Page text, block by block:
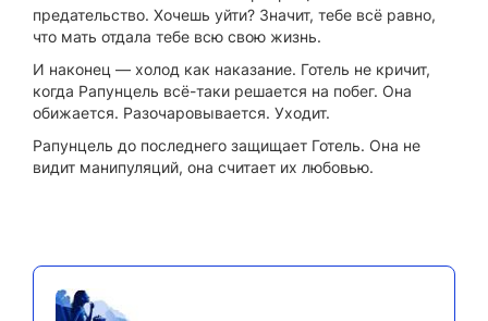
предательство. Хочешь уйти? Значит, тебе всё равно,
что мать отдала тебе всю свою жизнь.
И наконец — холод как наказание. Готель не кричит,
когда Рапунцель всё-таки решается на побег. Она
обижается. Разочаровывается. Уходит.
Рапунцель до последнего защищает Готель. Она не
видит манипуляций, она считает их любовью.